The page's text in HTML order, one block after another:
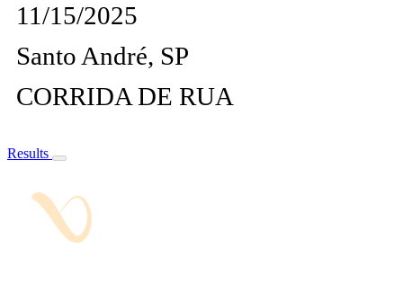
11/15/2025
Santo André, SP
CORRIDA DE RUA
Results